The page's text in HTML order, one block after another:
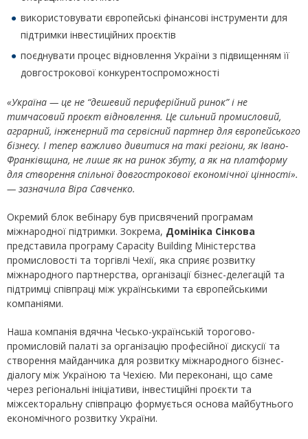
використовувати європейські фінансові інструменти для
підтримки інвестиційних проєктів
поєднувати процес відновлення України з підвищенням її
довгострокової конкурентоспроможності
«Україна — це не “дешевий периферійний ринок” і не
тимчасовий проєкт відновлення. Це сильний промисловий,
аграрний, інженерний та сервісний партнер для європейського
бізнесу. І тепер важливо дивитися на такі регіони, як Івано-
Франківщина, не лише як на ринок збуту, а як на платформу
для створення спільної довгострокової економічної цінності».
— зазначила Віра Савченко.
Окремий блок вебінару був присвячений програмам
міжнародної підтримки. Зокрема, Домініка Сінкова
представила програму Capacity Building Міністерства
промисловості та торгівлі Чехії, яка сприяє розвитку
міжнародного партнерства, організації бізнес-делегацій та
підтримці співпраці між українськими та європейськими
компаніями.
Наша компанія вдячна Чесько-українській торогово-
промисловій палаті за організацію професійної дискусії та
створення майданчика для розвитку міжнародного бізнес-
діалогу між Україною та Чехією. Ми переконані, що саме
через регіональні ініціативи, інвестиційні проєкти та
міжсекторальну співпрацю формується основа майбутнього
економічного розвитку України.